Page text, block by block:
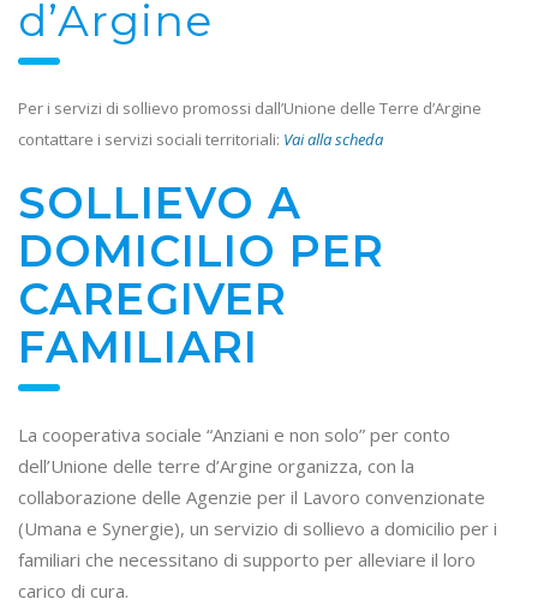
d’Argine
Per i servizi di sollievo promossi dall’Unione delle Terre d’Argine
contattare i servizi sociali territoriali: Vai alla scheda
SOLLIEVO A
DOMICILIO PER
CAREGIVER
FAMILIARI
La cooperativa sociale “Anziani e non solo” per conto
dell’Unione delle terre d’Argine organizza, con la
collaborazione delle Agenzie per il Lavoro convenzionate
(Umana e Synergie), un servizio di sollievo a domicilio per i
familiari che necessitano di supporto per alleviare il loro
carico di cura.